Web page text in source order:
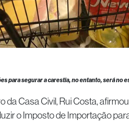
para segurar a carestia, no entanto, será no
da Casa Civil, Rui Costa,
o Imposto de Importação